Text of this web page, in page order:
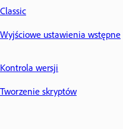
Classic
Wyjściowe ustawienia wstępne
Kontrola wersji
Tworzenie skryptów